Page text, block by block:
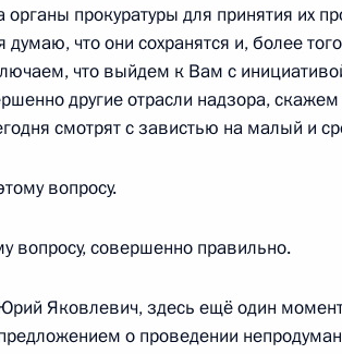
усилить контроль
движения
Кремль
Президент потребовал
Кремль
рабочую встречу с Заместителем
органы прокуратуры для принятия их
думаю, что они сохранятся и, более
что выйдем к Вам с
другие отрасли надзора,
смотрят с завистью на малый и
вопросу.
вопросу, совершенно правильно.
Яковлевич, здесь ещё один момент
о проведении